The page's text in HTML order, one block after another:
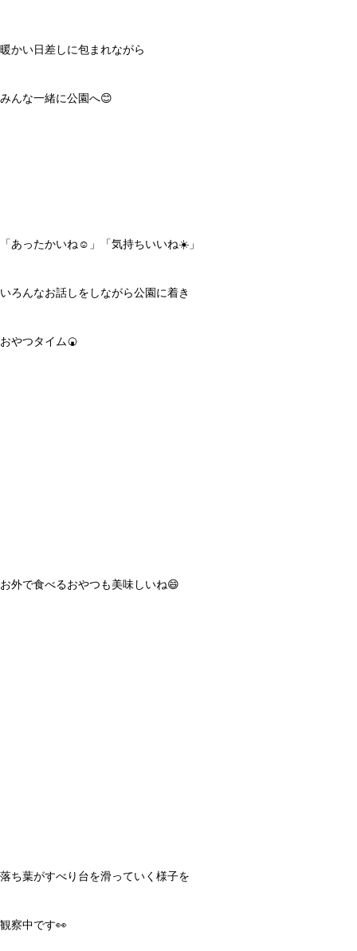
暖かい日差しに包まれながら
みんな一緒に公園へ😊
「あったかいね☺️」「気持ちいいね☀️」
いろんなお話しをしながら公園に着き
おやつタイム🍘
お外で食べるおやつも美味しいね😄
落ち葉がすべり台を滑っていく様子を
観察中です👀